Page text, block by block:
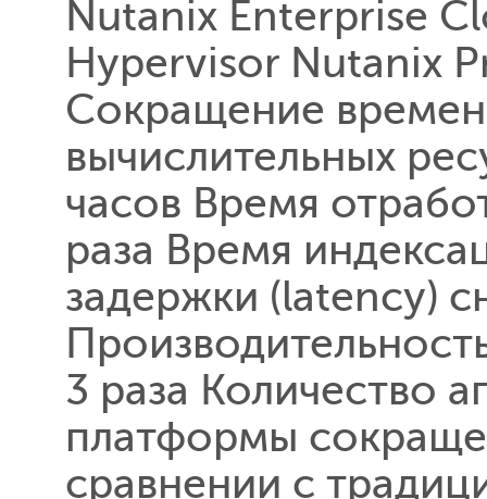
Nutanix Enterprise
Hypervisor
Сокращение
вычислительных
часов Время
раза Время
задержки (latency)
3 раза Количество
платформы
сравнении с